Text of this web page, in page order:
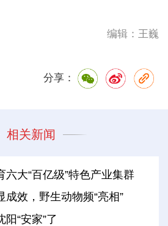
编辑：王巍
分享：
相关新闻
六大“百亿级”特色产业集群
成效，野生动物频“亮相”
“安家”了